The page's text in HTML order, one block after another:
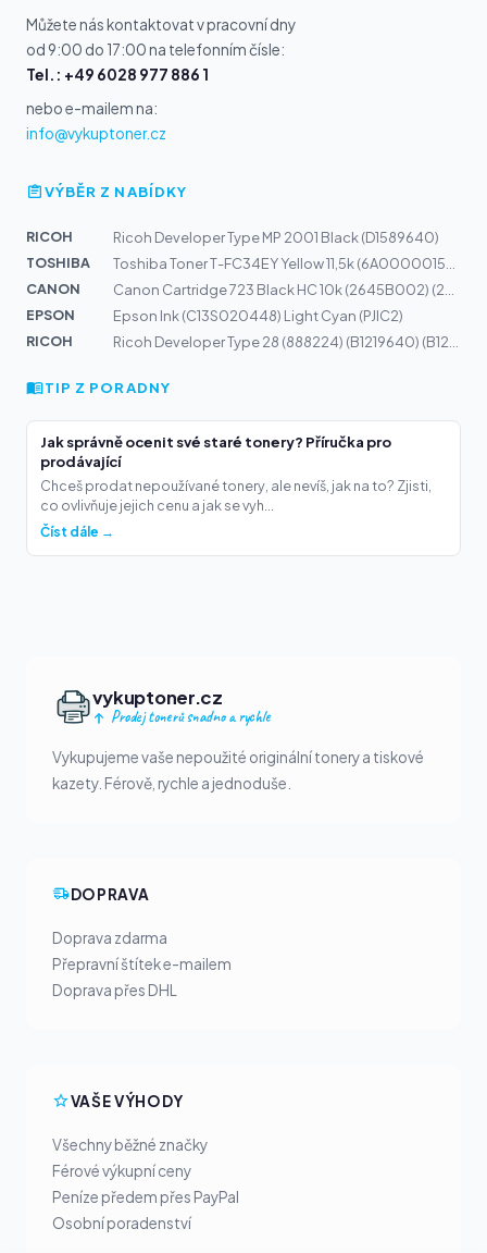
Můžete nás kontaktovat v pracovní dny
od 9:00 do 17:00 na telefonním čísle:
Tel.: +49 6028 977 886 1
nebo e-mailem na:
info@vykuptoner.cz
VÝBĚR Z NABÍDKY
RICOH
Ricoh Developer Type MP 2001 Black (D1589640)
TOSHIBA
CANON
EPSON
Epson Ink (C13S020448) Light Cyan (PJIC2)
RICOH
TIP Z PORADNY
Jak správně ocenit své staré tonery? Příručka pro
prodávající
Chceš prodat nepoužívané tonery, ale nevíš, jak na to? Zjisti,
co ovlivňuje jejich cenu a jak se vyh...
Číst dále →
vykuptoner.cz
Prodej tonerů snadno a rychle
Vykupujeme vaše nepoužité originální tonery a tiskové
kazety. Férově, rychle a jednoduše.
DOPRAVA
Doprava zdarma
Přepravní štítek e-mailem
Doprava přes DHL
VAŠE VÝHODY
Všechny běžné značky
Férové výkupní ceny
Peníze předem přes PayPal
Osobní poradenství